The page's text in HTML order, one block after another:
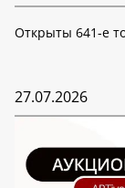
Открыты 641-е
27.07.2026